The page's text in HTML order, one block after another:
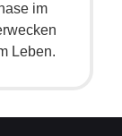
im
Leben.